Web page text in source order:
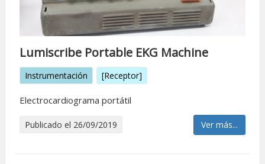
Lumiscribe Portable EKG Machine
Instrumentación [Receptor]
Electrocardiograma portátil
Publicado el 26/09/2019 Ver más...